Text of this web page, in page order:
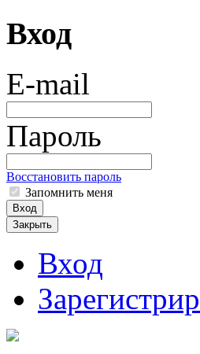
Вход
E-mail
Пароль
Восстановить пароль
Запомнить меня
Вход
Закрыть
Вход